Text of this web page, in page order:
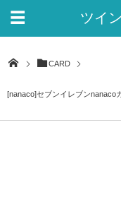
ツイ
CARD
[nanaco]セブンイレブンnanaco